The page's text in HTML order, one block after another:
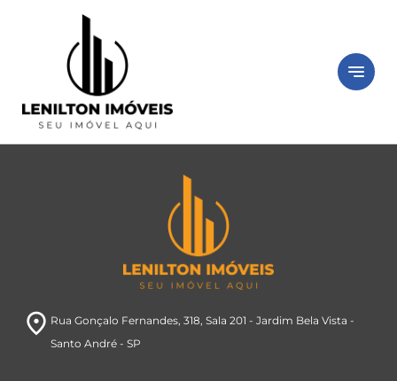
notes
room Rua Gonçalo Fernandes, 318, Sala 201 - Jardim Bela Vista -
Santo André- SP